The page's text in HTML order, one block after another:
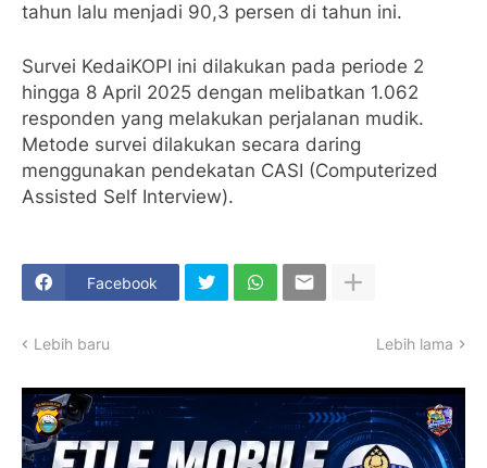
tahun lalu menjadi 90,3 persen di tahun ini.
Survei KedaiKOPI ini dilakukan pada periode 2
hingga 8 April 2025 dengan melibatkan 1.062
responden yang melakukan perjalanan mudik.
Metode survei dilakukan secara daring
menggunakan pendekatan CASI (Computerized
Assisted Self Interview).
Facebook
Lebih baru Lebih lama